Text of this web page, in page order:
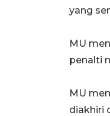
yang
MU
penalti
MU
diakhiri